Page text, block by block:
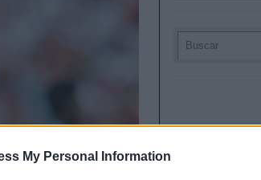
My Personal Information